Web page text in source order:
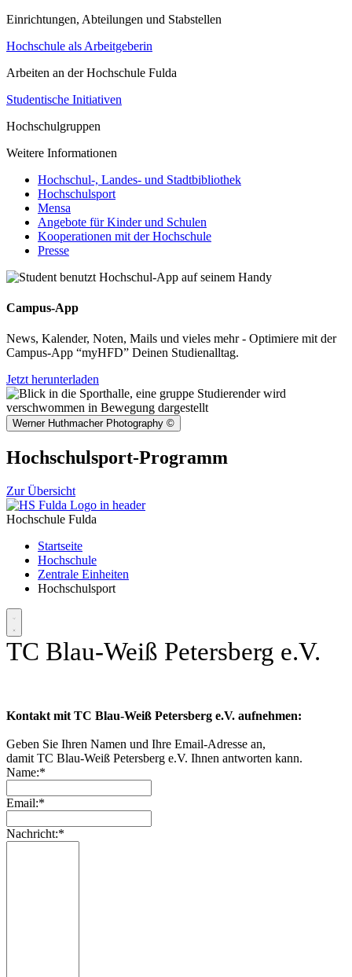
Einrichtungen, Abteilungen und Stabstellen
Hochschule als Arbeitgeberin
Arbeiten an der Hochschule Fulda
Studentische Initiativen
Hochschulgruppen
Weitere Informationen
Hochschul-, Landes- und Stadtbibliothek
Hochschulsport
Mensa
Angebote für Kinder und Schulen
Kooperationen mit der Hochschule
Presse
Campus-App
News, Kalender, Noten, Mails und vieles mehr - Optimiere mit der
Campus-App “myHFD” Deinen Studienalltag.
Jetzt herunterladen
Werner Huthmacher Photography ©
Hochschulsport-Programm
Zur Übersicht
Hochschule Fulda
Startseite
Hochschule
Zentrale Einheiten
Hochschulsport
TC Blau-Weiß Petersberg e.V.
Kontakt mit TC Blau-Weiß Petersberg e.V. aufnehmen:
Geben Sie Ihren Namen und Ihre Email-Adresse an,
damit TC Blau-Weiß Petersberg e.V. Ihnen antworten kann.
Name:*
Email:*
Nachricht:*